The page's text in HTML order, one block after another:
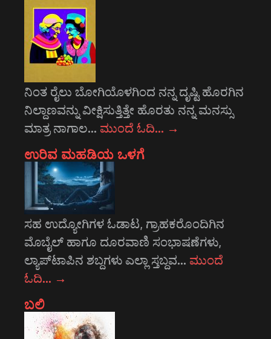
ನಿಂತ ರೈಲು ಬೋಗಿಯೊಳಗಿಂದ ನನ್ನ ದೃಷ್ಟಿ ಹೊರಗಿನ
ನಿಲ್ದಾಣವನ್ನು ವೀಕ್ಷಿಸುತ್ತಿತ್ತೇ ಹೊರತು ನನ್ನ ಮನಸ್ಸು
ಮಾತ್ರ ನಾಗಾಲ… ಮುಂದೆ ಓದಿ… →
ಉರಿವ ಮಹಡಿಯ ಒಳಗೆ
ಸಹ ಉದ್ಯೋಗಿಗಳ ಓಡಾಟ, ಗ್ರಾಹಕರೊಂದಿಗಿನ
ಮೊಬೈಲ್ ಹಾಗೂ ದೂರವಾಣಿ ಸಂಭಾಷಣೆಗಳು,
ಲ್ಯಾಪ್‌ಟಾಪಿನ ಶಬ್ದಗಳು ಎಲ್ಲಾ ಸ್ತಬ್ದವ… ಮುಂದೆ
ಓದಿ… →
ಬಲಿ